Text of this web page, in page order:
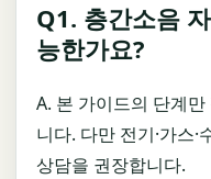
Q1. 층간소음
능한가요?
A. 본 가이드의 단계
니다. 다만 전기·가스
상담을 권장합니다.